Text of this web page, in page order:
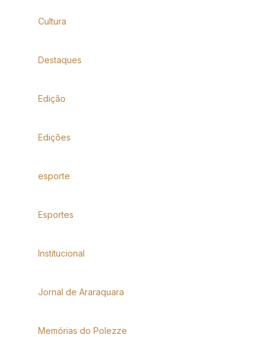
Cultura
Destaques
Edição
Edições
esporte
Esportes
Institucional
Jornal de Araraquara
Memórias do Polezze